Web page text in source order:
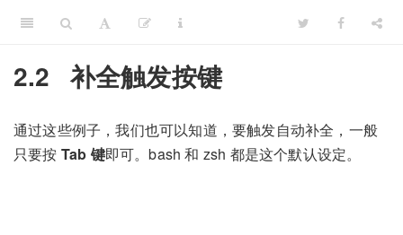
2.2 补全触发按键
通过这些例子，我们也可以知道，要触发自动补全，一般
只要按 Tab 键即可。bash 和 zsh 都是这个默认设定。